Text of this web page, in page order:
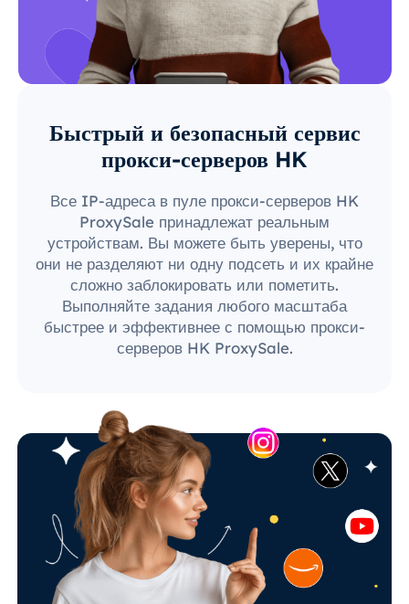
Быстрый и безопасный сервис
прокси-серверов HK
Все IP-адреса в пуле прокси-серверов HK
ProxySale принадлежат реальным
устройствам. Вы можете быть уверены, что
они не разделяют ни одну подсеть и их крайне
сложно заблокировать или пометить.
Выполняйте задания любого масштаба
быстрее и эффективнее с помощью прокси-
серверов HK ProxySale.